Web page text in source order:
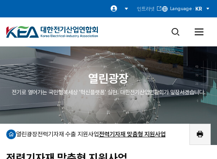
인트라넷 Language · KR
검
창
열
기
전
기
열린광장
전기로 열어가는 국민행복세상 '혁신플랫폼' 실현. 대한전기산업연합회가 앞장서겠습니다.
홈열린광장전력기자재 수출 지원사업전력기자재 맞춤형 지원사업
인
쇄